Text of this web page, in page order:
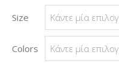
Size
Colors